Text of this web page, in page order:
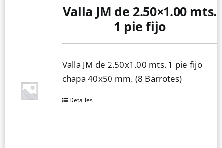
Valla JM de 2.50×1.00 mts.
1 pie fijo
Valla JM de 2.50x1.00 mts. 1 pie fijo
chapa 40x50 mm. (8 Barrotes)
Detalles